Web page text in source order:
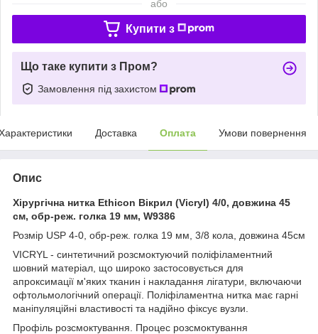
або
Купити з
Що таке купити з Пром?
Замовлення під захистом
Доставка Оплата Умови повернення
Опис
Хірургічна нитка Ethicon Вікрил (Vicryl) 4/0, довжина 45
см, обр-реж. голка 19 мм, W9386
Розмір USP 4-0, обр-реж. голка 19 мм, 3/8 кола, довжина 45см
VICRYL - синтетичний розсмоктуючий поліфіламентний
шовний матеріал, що широко застосовується для
апроксимації м'яких тканин і накладання лігатури, включаючи
офтольмологічний операції. Поліфіламентна нитка має гарні
маніпуляційні властивості та надійно фіксує вузли.
Профіль розсмоктування. Процес розсмоктування